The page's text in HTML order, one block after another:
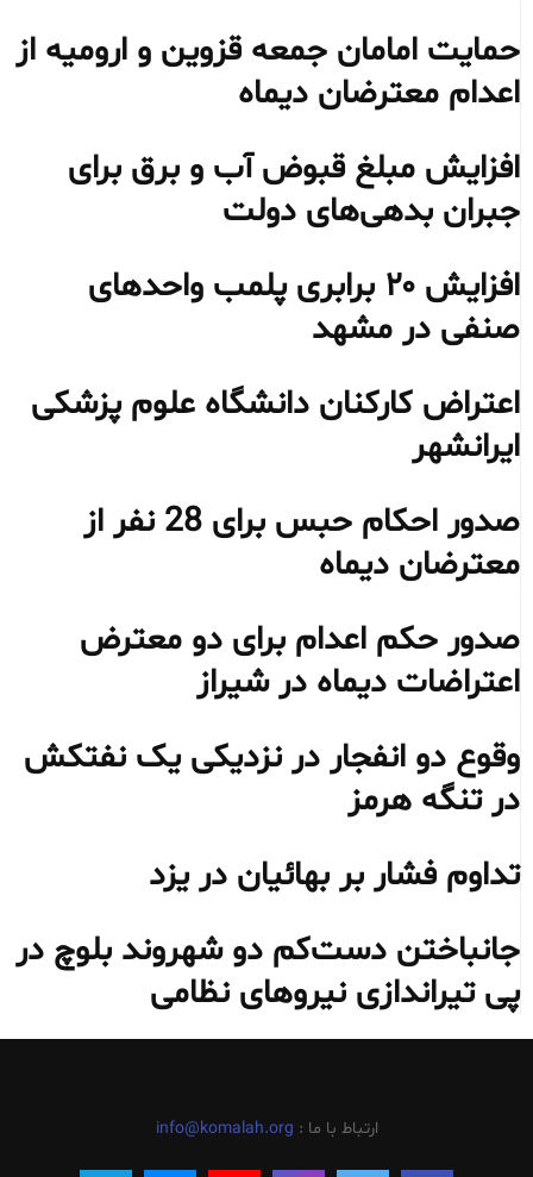
حمایت امامان جمعه قزوین و ارومیه از
اعدام معترضان دیماه
افزایش مبلغ قبوض آب و برق برای
جبران بدهی‌های دولت
افزایش ۲۰ برابری پلمب واحدهای
صنفی در مشهد
اعتراض کارکنان دانشگاه علوم پزشکی
ایرانشهر
صدور احکام حبس برای 28 نفر از
معترضان دیماه
صدور حکم اعدام برای دو معترض
اعتراضات دیماه در شیراز
وقوع دو انفجار در نزدیکی یک نفتکش
در تنگه هرمز
تداوم فشار بر بهائیان در یزد
جانباختن دست‌کم دو شهروند بلوچ در
پی تیراندازی نیروهای نظامی
ارتباط با ما : info@komalah.org